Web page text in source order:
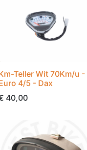
Teller Wit 70Km/u -
4/5 - Dax
40,00